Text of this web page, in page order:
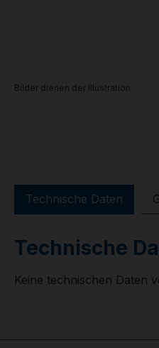
Bilder dienen der Illustration
Technische Daten
Technische
Keine technischen Daten